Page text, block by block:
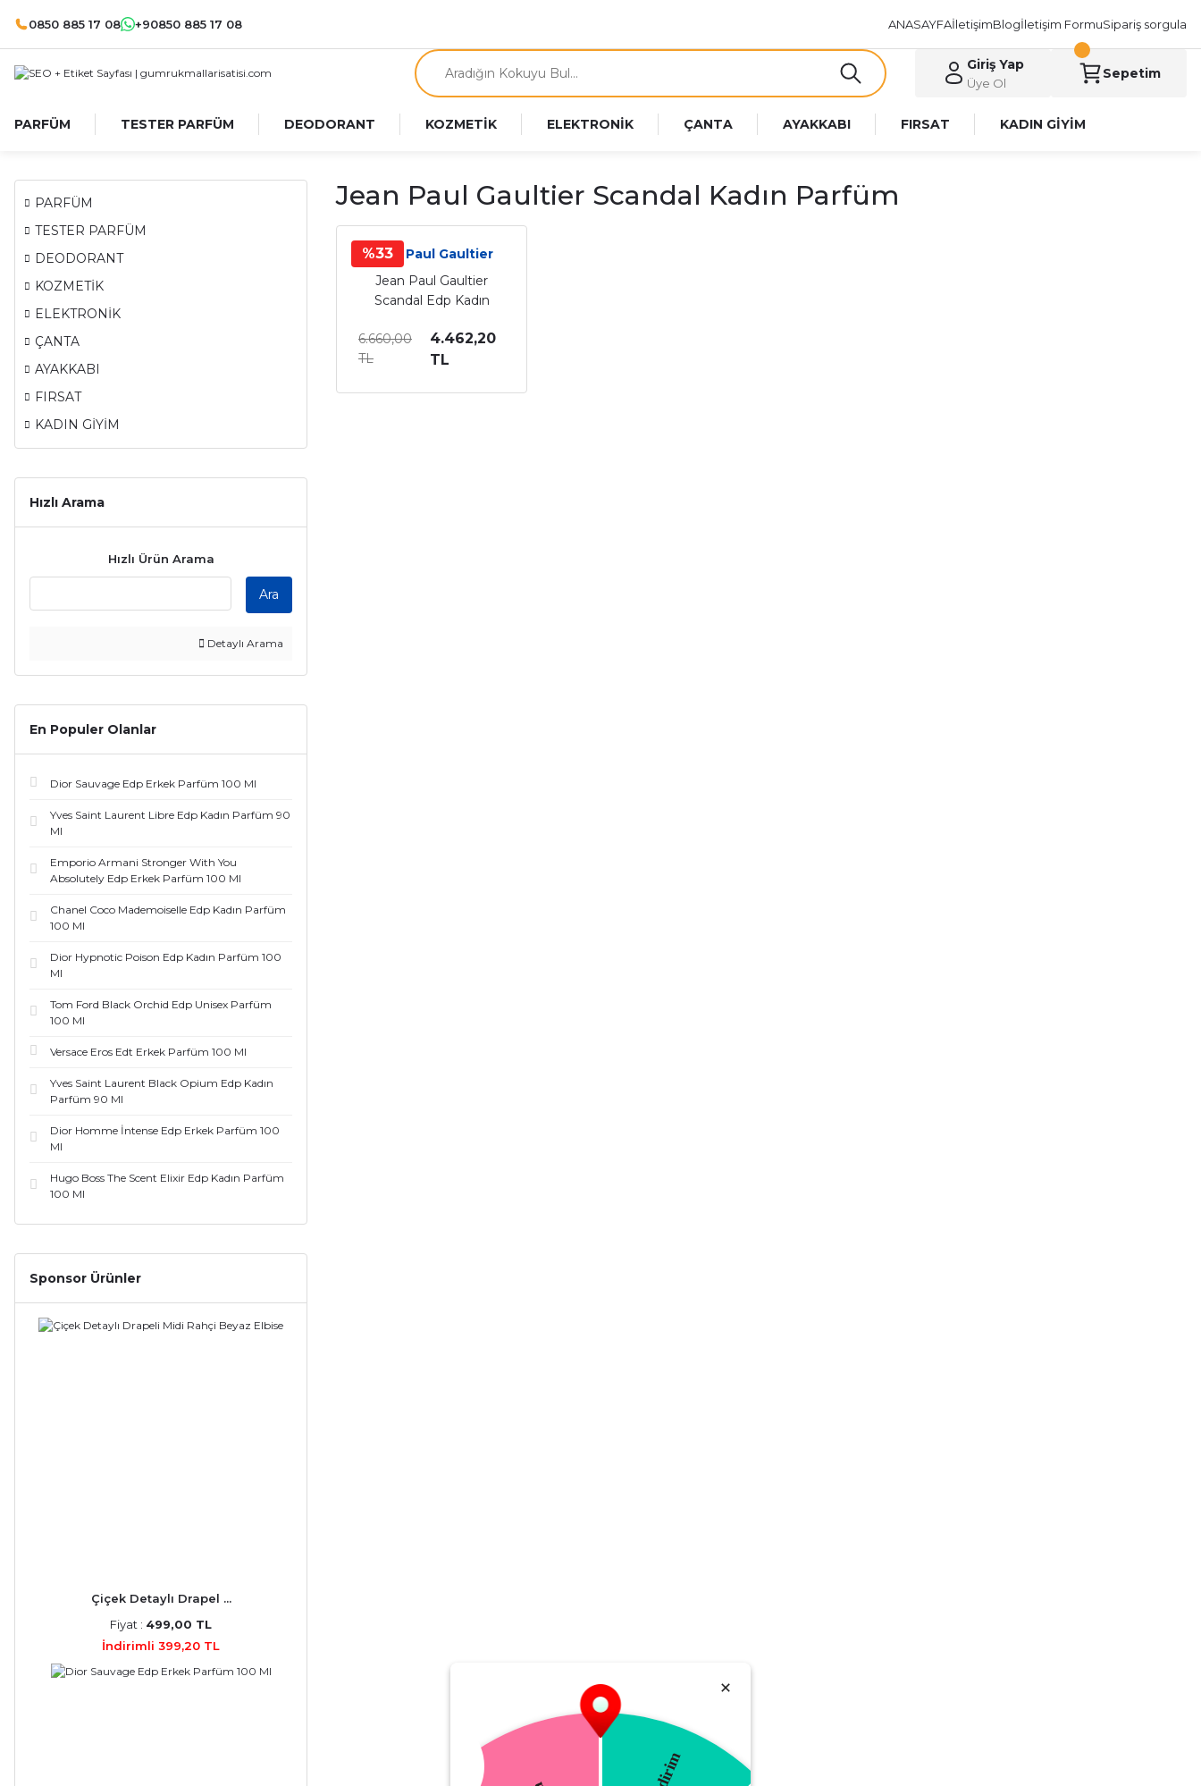
0850 885 17 08 +90850 885 17 08 ANASAYFAİletişimBlogİletişim FormuSipariş sorgula
Giriş Yap
Üye Ol
Sepetim
PARFÜM TESTER PARFÜM DEODORANT KOZMETİK ELEKTRONİK ÇANTA AYAKKABI FIRSAT KADIN GİYİM
PARFÜM
TESTER PARFÜM
DEODORANT
KOZMETİK
ELEKTRONİK
ÇANTA
AYAKKABI
FIRSAT
KADIN GİYİM
Hızlı Arama
Hızlı Ürün Arama
Ara
Detaylı Arama
En Populer Olanlar
Dior Sauvage Edp Erkek Parfüm 100 Ml
Yves Saint Laurent Libre Edp Kadın Parfüm 90
Ml
Emporio Armani Stronger With You
Absolutely Edp Erkek Parfüm 100 Ml
Chanel Coco Mademoiselle Edp Kadın Parfüm
100 Ml
Dior Hypnotic Poison Edp Kadın Parfüm 100
Ml
Tom Ford Black Orchid Edp Unisex Parfüm
100 Ml
Versace Eros Edt Erkek Parfüm 100 Ml
Yves Saint Laurent Black Opium Edp Kadın
Parfüm 90 Ml
Dior Homme İntense Edp Erkek Parfüm 100
Ml
Hugo Boss The Scent Elixir Edp Kadın Parfüm
100 Ml
Sponsor Ürünler
Çiçek Detaylı Drapel ...
Fiyat : 499,00 TL
İndirimli 399,20 TL
Jean Paul Gaultier Scandal Kadın Parfüm
%33
Jean Paul Gaultier
Jean Paul Gaultier
Scandal Edp Kadın
6.660,00
TL
4.462,20
TL